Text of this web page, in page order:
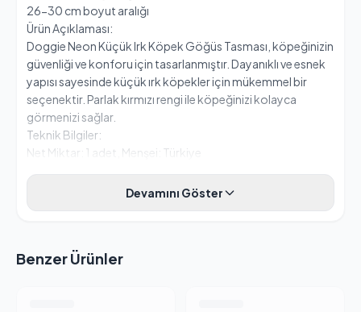
26-30 cm boyut aralığı
Ürün Açıklaması:
Doggie Neon Küçük Irk Köpek Göğüs Tasması, köpeğinizin
güvenliği ve konforu için tasarlanmıştır. Dayanıklı ve esnek
yapısı sayesinde küçük ırk köpekler için mükemmel bir
seçenektir. Parlak kırmızı rengi ile köpeğinizi kolayca
görmenizi sağlar.
Teknik Bilgiler:
Net Miktar: 1 adet, Menşei: Türkiye
Devamını Göster
Benzer Ürünler